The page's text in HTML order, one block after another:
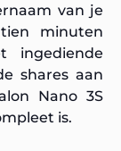
van je
minuten
ingediende
shares aan
Nano 3S
is.